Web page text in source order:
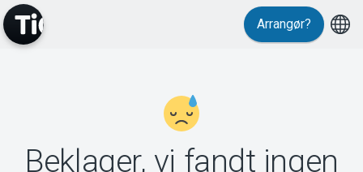
Arrangør?
Beklager, vi fandt ingen